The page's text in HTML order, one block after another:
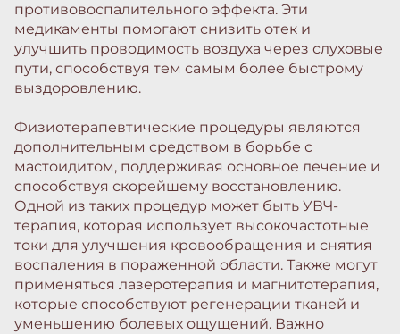
противовоспалительного эффекта. Эти
медикаменты помогают снизить отек и
улучшить проводимость воздуха через слуховые
пути, способствуя тем самым более быстрому
выздоровлению.
Физиотерапевтические процедуры являются
дополнительным средством в борьбе с
мастоидитом, поддерживая основное лечение и
способствуя скорейшему восстановлению.
Одной из таких процедур может быть УВЧ-
терапия, которая использует высокочастотные
токи для улучшения кровообращения и снятия
воспаления в пораженной области. Также могут
применяться лазеротерапия и магнитотерапия,
которые способствуют регенерации тканей и
уменьшению болевых ощущений. Важно